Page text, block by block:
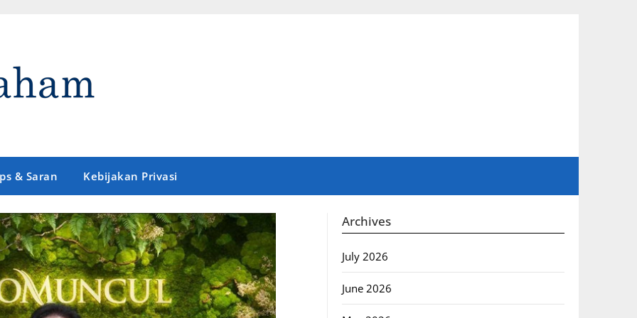
& Saran Kebijakan Privasi
Archives
July 2026
June 2026